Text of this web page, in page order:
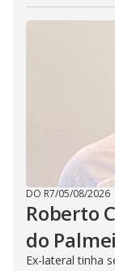
DO R7/05/08/2026
Roberto
do
Ex-lateral tinha